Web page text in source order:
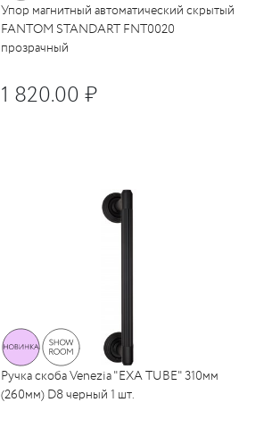
Упор магнитный автоматический скрытый
FANTOM STANDART FNT0020
прозрачный
1 820.00 ₽
Ручка скоба Venezia "EXA TUBE" 310мм
(260мм) D8 черный 1 шт.